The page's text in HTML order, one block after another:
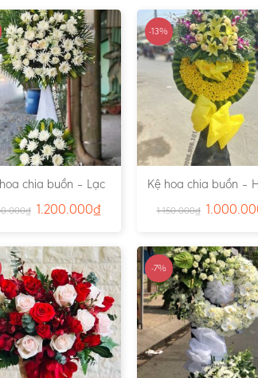
chia buồn – Lạc
₫ 1.200.000₫
-13%
Kệ hoa chia buồn –
1.150.000₫
-7%